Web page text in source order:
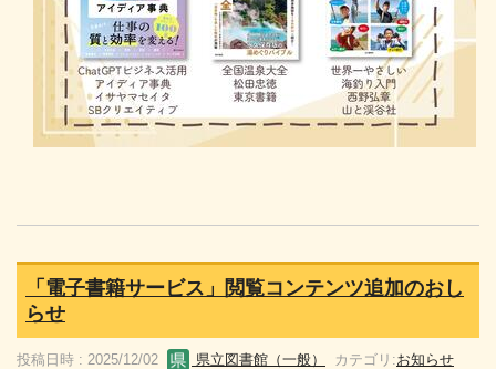
「電子書籍サービス」閲覧コンテンツ追加のおし
らせ
投稿日時 : 2025/12/02 県立図書館（一般） カテゴリ:お知らせ